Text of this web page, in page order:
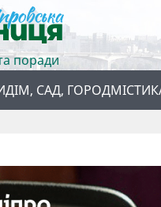
поради
ДІМ, САД, ГОРОД